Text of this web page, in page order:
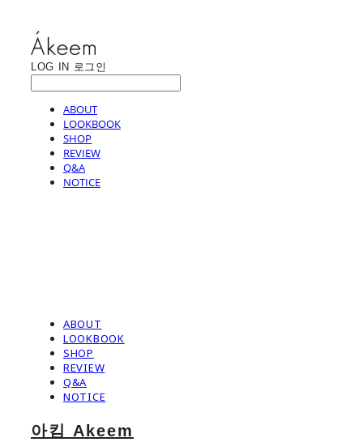
LOG IN 로그인
ABOUT
LOOKBOOK
SHOP
REVIEW
Q&A
NOTICE
ABOUT
LOOKBOOK
SHOP
REVIEW
Q&A
NOTICE
아킴 Akeem